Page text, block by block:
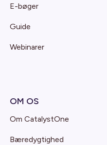
E-bøger
Guide
Webinarer
OM OS
Om CatalystOne
Bæredygtighed